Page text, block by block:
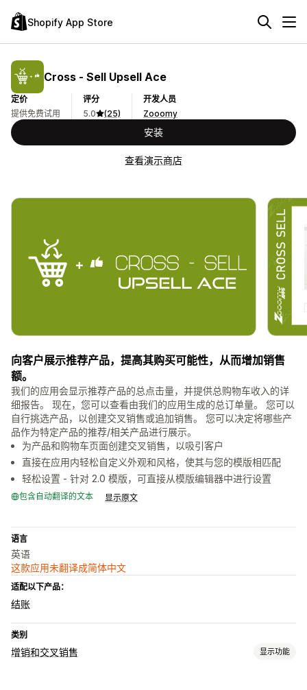
Shopify App Store
Cross ‑ Sell Upsell Ace
定价
提供免费试用
评分
5.0
(25)
开发人员
Zooomy
安装
查看演示商店
向客户展示推荐产品，提高其购买可能性，从而增加销售
额。
我们的应用会显示推荐产品的总点击量，并提供总购物车收入的详
细报告。 现在，您可以查看由我们的应用生成的总订单量。 您可以
自行挑选产品，以创建交叉销售或追加销售。 您可以决定将哪些产
品作为特定产品的推荐/相关产品进行展示。
为产品和购物车页面创建交叉销售，以吸引客户
直接在应用内轻松自定义外观和风格，使其与您的模版相匹配
轻松设置 - 针对 2.0 模版，可直接从模版编辑器中进行设置
包含自动翻译的文本 显示原文
语言
英语
这款应用未翻译成简体中文
适配以下产品：
结账
类别
增销和交叉销售 显示功能